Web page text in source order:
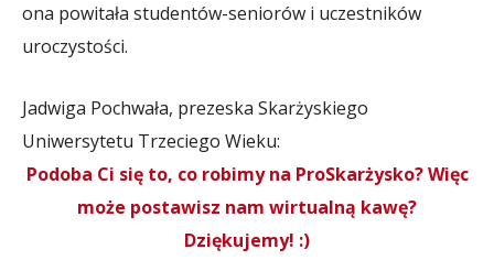
ona powitała studentów-seniorów i uczestników
uroczystości.
Jadwiga Pochwała, prezeska Skarżyskiego
Uniwersytetu Trzeciego Wieku:
Podoba Ci się to, co robimy na ProSkarżysko? Więc
może postawisz nam wirtualną kawę?
Dziękujemy! :)